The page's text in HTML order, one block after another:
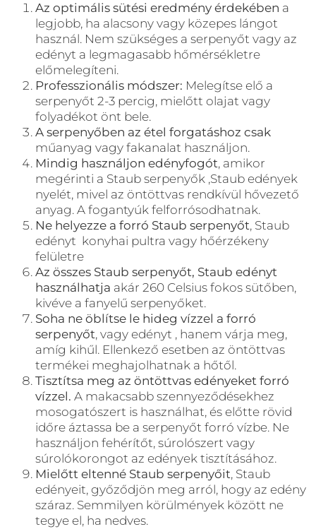
Az optimális sütési eredmény érdekében a
legjobb, ha alacsony vagy közepes lángot
használ. Nem szükséges a serpenyőt vagy az
edényt a legmagasabb hőmérsékletre
előmelegíteni.
Professzionális módszer: Melegítse elő a
serpenyőt 2-3 percig, mielőtt olajat vagy
folyadékot önt bele.
A serpenyőben az étel forgatáshoz csak
műanyag vagy fakanalat használjon.
Mindig használjon edényfogót, amikor
megérinti a Staub serpenyők ,Staub edények
nyelét, mivel az öntöttvas rendkívül hővezető
anyag. A fogantyúk felforrósodhatnak.
Ne helyezze a forró Staub serpenyőt, Staub
edényt konyhai pultra vagy hőérzékeny
felületre
Az összes Staub serpenyőt, Staub edényt
használhatja akár 260 Celsius fokos sütőben,
kivéve a fanyelű serpenyőket.
Soha ne öblítse le hideg vízzel a forró
serpenyőt, vagy edényt , hanem várja meg,
amíg kihűl. Ellenkező esetben az öntöttvas
termékei meghajolhatnak a hőtől.
Tisztítsa meg az öntöttvas edényeket forró
vízzel. A makacsabb szennyeződésekhez
mosogatószert is használhat, és előtte rövid
időre áztassa be a serpenyőt forró vízbe. Ne
használjon fehérítőt, súrolószert vagy
súrolókorongot az edények tisztításához.
Mielőtt eltenné Staub serpenyőit, Staub
edényeit, győződjön meg arról, hogy az edény
száraz. Semmilyen körülmények között ne
tegye el, ha nedves.